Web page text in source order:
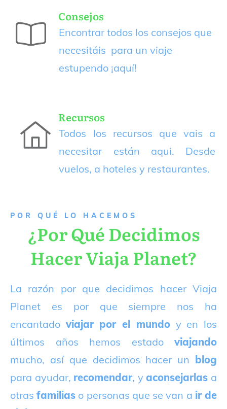
Consejos
Encontrar todos los consejos que
necesitáis para un viaje
estupendo ¡aquí!
Recursos
Todos los recursos que vais a
necesitar están aqui. Desde
vuelos, a hoteles y restaurantes.
P OR QUÉ LO HACEMOS
¿Por Qué Decidimos
Hacer Viaja Planet?
La razón por que decidimos hacer Viaja
Planet es por que siempre nos ha
encantado viajar por el mundoy en los
últimos años hemos estado viajando
mucho, así que decidimos hacer un blog
para ayudar, recomendar, yaconsejarlas a
otrasfamilias o personas que se van a ir de